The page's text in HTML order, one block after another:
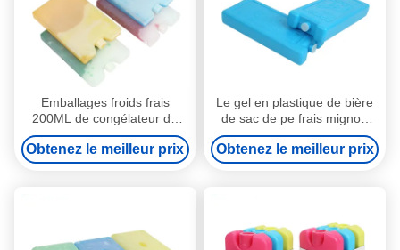
Emballages froids frais
200ML de congélateur de
vessies de glace de sac de
polymère absorbant superbe
Obtenez le meilleur prix
Le gel en plastique de bière
de sac de pe frais mignon
réutilisable de vessies de
glace a rempli vessies de
glace
Obtenez le meilleur prix